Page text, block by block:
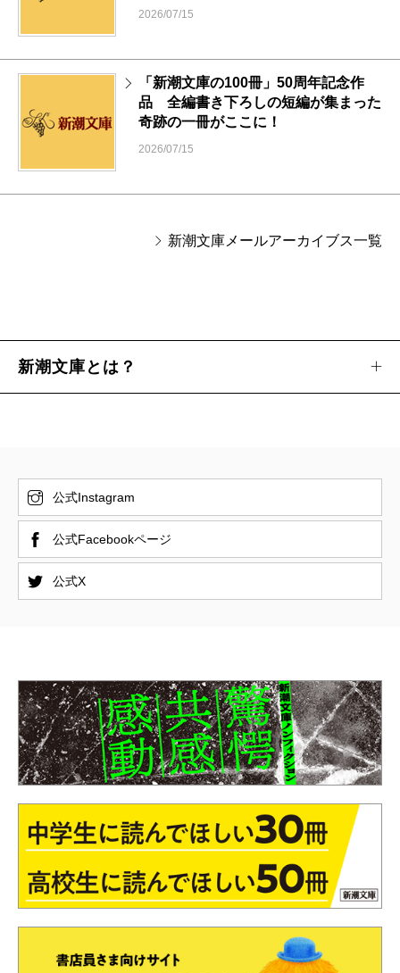
2026/07/15
「新潮文庫の100冊」50周年記念作
品 全編書き下ろしの短編が集まった
奇跡の一冊がここに！
2026/07/15
新潮文庫メールアーカイブス一覧
新潮文庫とは？
公式Instagram
公式Facebookページ
公式X